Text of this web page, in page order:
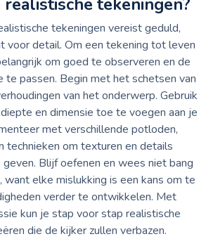
tekeningen vereist geduld,
voor detail. Om een tekening tot leven
om goed te observeren en de
te passen. Begin met het schetsen van
van het onderwerp. Gebruik
en dimensie toe te voegen aan je
met verschillende potloden,
technieken om texturen en details
Blijf oefenen en wees niet bang
elke mislukking is een kans om te
verder te ontwikkelen. Met
kun je stap voor stap realistische
die de kijker zullen verbazen.